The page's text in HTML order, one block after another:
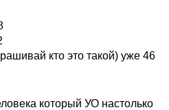
кто это такой) уже 46
который УО настолько